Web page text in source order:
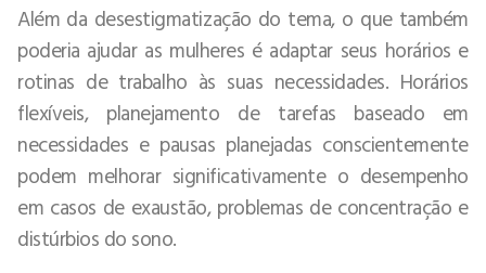
Além da desestigmatização do tema, o que também
poderia ajudar as mulheres é adaptar seus horários e
rotinas de trabalho às suas necessidades. Horários
flexíveis, planejamento de tarefas baseado em
necessidades e pausas planejadas conscientemente
podem melhorar significativamente o desempenho
em casos de exaustão, problemas de concentração e
distúrbios do sono.